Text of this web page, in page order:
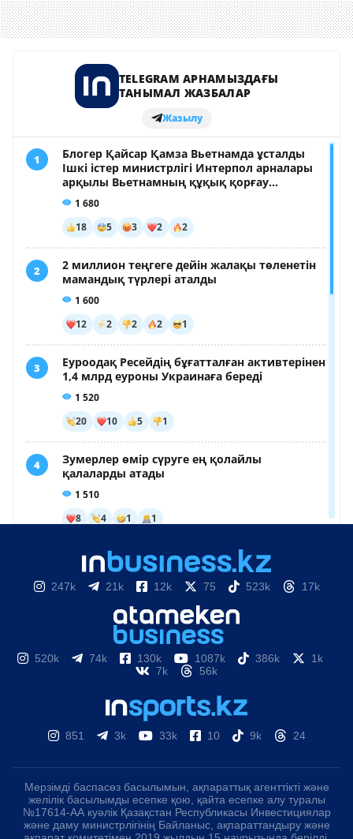
247k 21k 12k 75 523k 17k
520k 74k 130k 1087k 386k
1k
7k
56k
851 3k 33k 10 9k 24
Мерзімді баспасөз басылымын, ақпараттық агенттікті және
желілік басылымды есепке қою, қайта есепке алу туралы
№17614-АА куәлік Қазақстан Республикасы Инвестициялар
және даму министрлігінің Байланыс, ақпараттандыру және